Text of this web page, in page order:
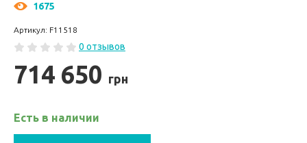
1675
Артикул: F11518
0 отзывов
714 650 грн
Есть в наличии